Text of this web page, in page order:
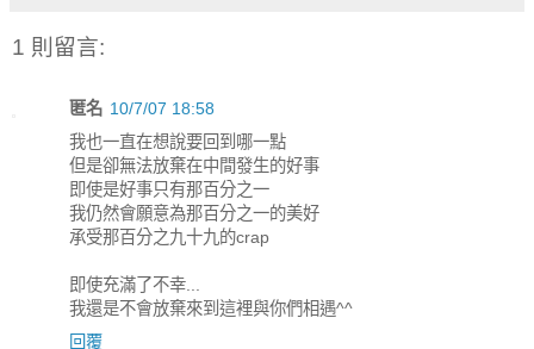
1 則留言:
匿名 10/7/07 18:58
我也一直在想說要回到哪一點
但是卻無法放棄在中間發生的好事
即使是好事只有那百分之一
我仍然會願意為那百分之一的美好
承受那百分之九十九的crap
即使充滿了不幸...
我還是不會放棄來到這裡與你們相遇^^
回覆